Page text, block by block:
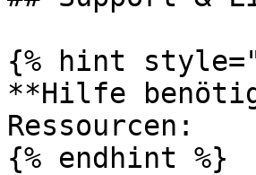
{% hint
**Hilfe
Ressourcen:
{% endhint %}